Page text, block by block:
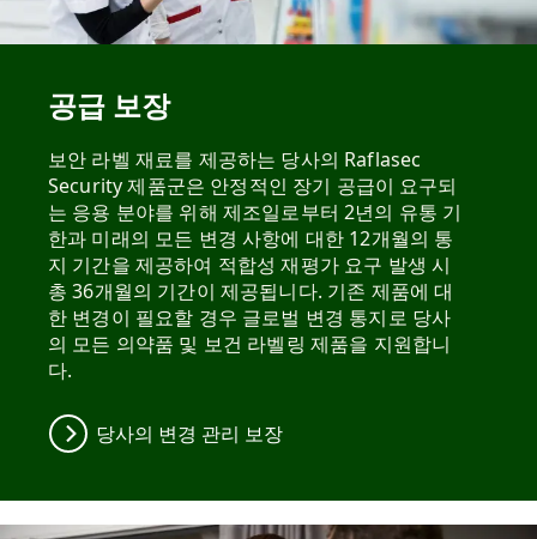
공급 보장
보안 라벨 재료를 제공하는 당사의 Raflasec
Security 제품군은 안정적인 장기 공급이 요구되
는 응용 분야를 위해 제조일로부터 2년의 유통 기
한과 미래의 모든 변경 사항에 대한 12개월의 통
지 기간을 제공하여 적합성 재평가 요구 발생 시
총 36개월의 기간이 제공됩니다. 기존 제품에 대
한 변경이 필요할 경우 글로벌 변경 통지로 당사
의 모든 의약품 및 보건 라벨링 제품을 지원합니
다.
당사의 변경 관리 보장